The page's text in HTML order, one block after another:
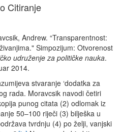
Citiranje
Andrew. “Transparentnost:
Simpozijum: Otvorenost
udruženje za političke nauka.
2014.
stvaranje ‘dodatka za
rada. Moravcsik navodi četiri
punog citata (2) odlomak iz
50–100 riječi (3) bilješka u
tvrdnju (4) po želji, vanjski